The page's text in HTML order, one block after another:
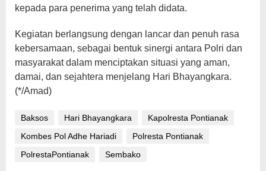
kepada para penerima yang telah didata.
Kegiatan berlangsung dengan lancar dan penuh rasa
kebersamaan, sebagai bentuk sinergi antara Polri dan
masyarakat dalam menciptakan situasi yang aman,
damai, dan sejahtera menjelang Hari Bhayangkara.
(*/Amad)
Baksos Hari Bhayangkara
Kapolresta Pontianak
Kombes Pol Adhe Hariadi
Polresta Pontianak
PolrestaPontianak
Sembako